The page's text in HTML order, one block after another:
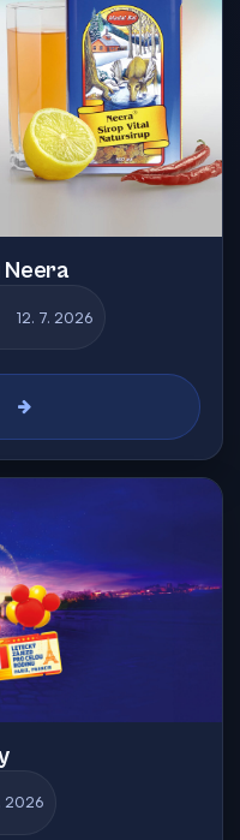
Neera
12. 7. 2026
2026